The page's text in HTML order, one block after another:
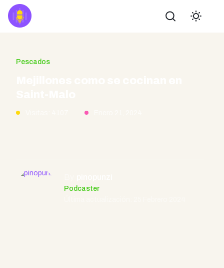
Buscar
Pescados
Podcaster